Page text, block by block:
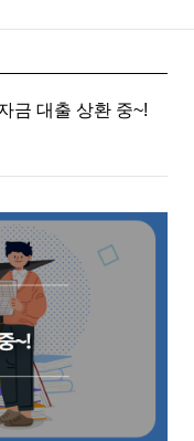
금 대출 상환 중~!